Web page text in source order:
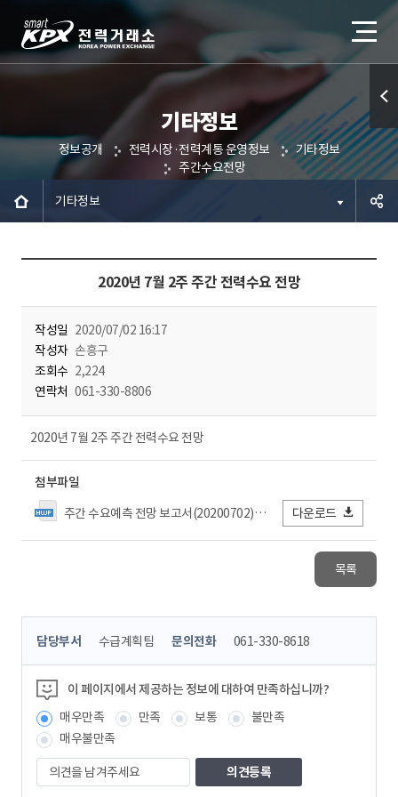
기타정보
정보공개 전력시장·전력계통 운영정보
기타정보
주간수요전망
기타정보
2020년 7월 2주 주간 전력수요 전망
작성일 2020/07/02 16:17
작성자 손흥구
조회수 2,224
연락처 061-330-8806
2020년 7월 2주 주간 전력수요 전망
첨부파일
주간 수요예측 전망 보고서(20200702)목_결재.hwp
다운로드
목록
콘
츠
정
보
책
임
자
담당부서 수급계획팀 문의전화 061-330-8618
이 페이지에서 제공하는 정보에 대하여 만족하십니까?
매우만족
만족 보통
불만족
매우불만족
의
견
퀵메
뉴 열
기